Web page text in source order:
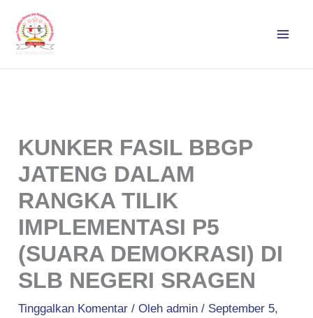
konten
KUNKER FASIL BBGP
JATENG DALAM
RANGKA TILIK
IMPLEMENTASI P5
(SUARA DEMOKRASI) DI
SLB NEGERI SRAGEN
Tinggalkan Komentar / Olehadmin/ September 5,